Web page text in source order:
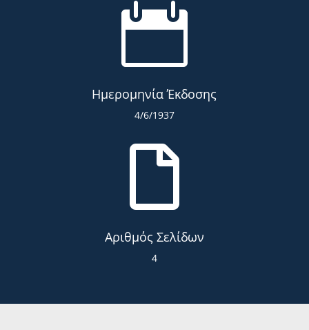

Ημερομηνία Έκδοσης
4/6/1937

Αριθμός Σελίδων
4